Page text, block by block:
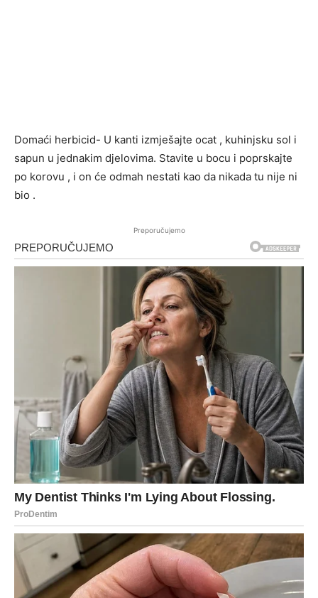
Domaći herbicid- U kanti izmješajte ocat , kuhinjsku sol i
sapun u jednakim djelovima. Stavite u bocu i poprskajte
po korovu , i on će odmah nestati kao da nikada tu nije ni
bio .
Preporučujemo